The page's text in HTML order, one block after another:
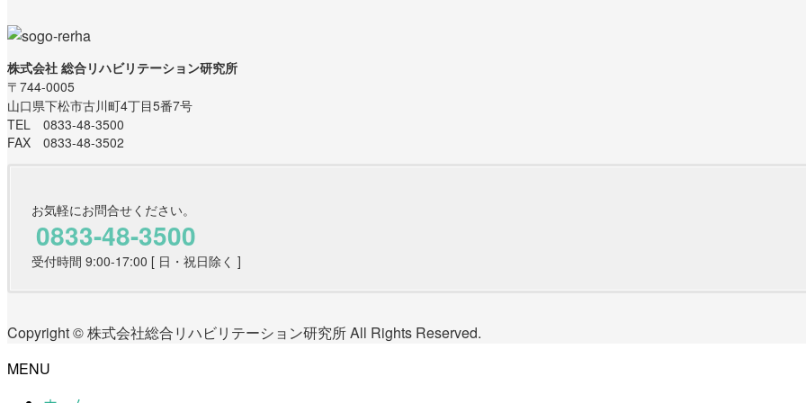
株式会社 総合リハビリテーション研究所
〒744-0005
山口県下松市古川町4丁目5番7号
TEL 0833-48-3500
FAX 0833-48-3502
お気軽にお問合せください。
0833-48-3500
受付時間 9:00-17:00 [ 日・祝日除く ]
Copyright © 株式会社総合リハビリテーション研究所 All Rights Reserved.
MENU